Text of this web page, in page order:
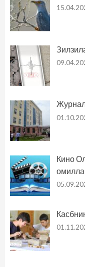
Кино